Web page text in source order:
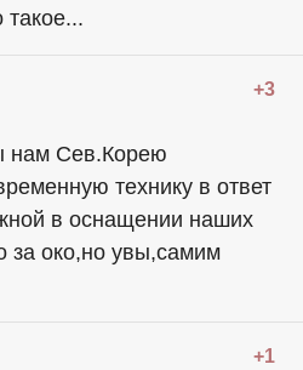
такое...
+3
нам Сев.Корею
технику в ответ
в оснащении наших
за око,но увы,самим
+1